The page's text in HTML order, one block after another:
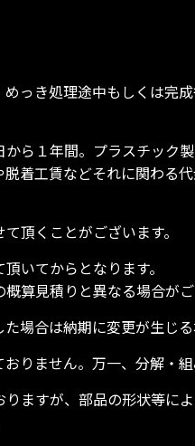
っき処理途中もしくは
ら１年間。プラスチック
着工賃などそれに関わる
頂くことがございます。
いてからとなります。
算見積りと異なる場合が
場合は納期に変更が生じる
りません。万一、分解・
ますが、部品の形状等に